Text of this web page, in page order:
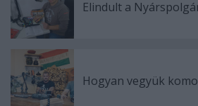
Elindult a
Hogyan vegyük